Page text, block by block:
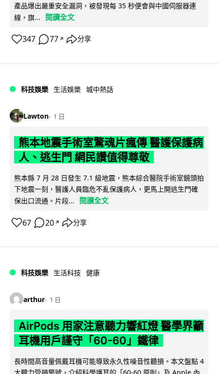
產品爆出嚴重安全漏洞，被發現每 35 秒便會與中國伺服器連
線，旗...
閱讀全文
347 77 ↗ 分享
科技娛樂 生活娛樂 城中熱話
Lawton 1 日
熊本地震手術室驚魂片瘋傳 醫護保護病
人、逃生門 網民讚值得尊敬
熊本縣 7 月 28 日發生 7.1 級地震，熊本綜合醫院手術室鏡頭拍
下地震一刻，醫護人員臨危不亂保護病人，更馬上開逃生門確
保出口流通。片段...
閱讀全文
67 20 ↗ 分享
科技娛樂 生活科技 健康
arthur 1 日
AirPods 用家注意聽力響紅燈 醫學界籲
耳機用戶謹守「60-60」鐵律
長時間高音量佩戴耳機可能導致永久性噪音性聽損。本文盤點 4